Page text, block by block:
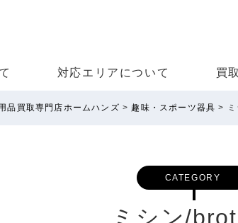
対応エリアについて 買
品買取専門店ホームハンズ > 趣味・スポーツ器具 >
CATEGORY
ミシン/